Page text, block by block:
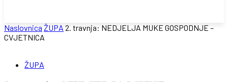
Naslovnica ŽUPA 2. travnja: NEDJELJA MUKE GOSPODNJE –
CVJETNICA
ŽUPA